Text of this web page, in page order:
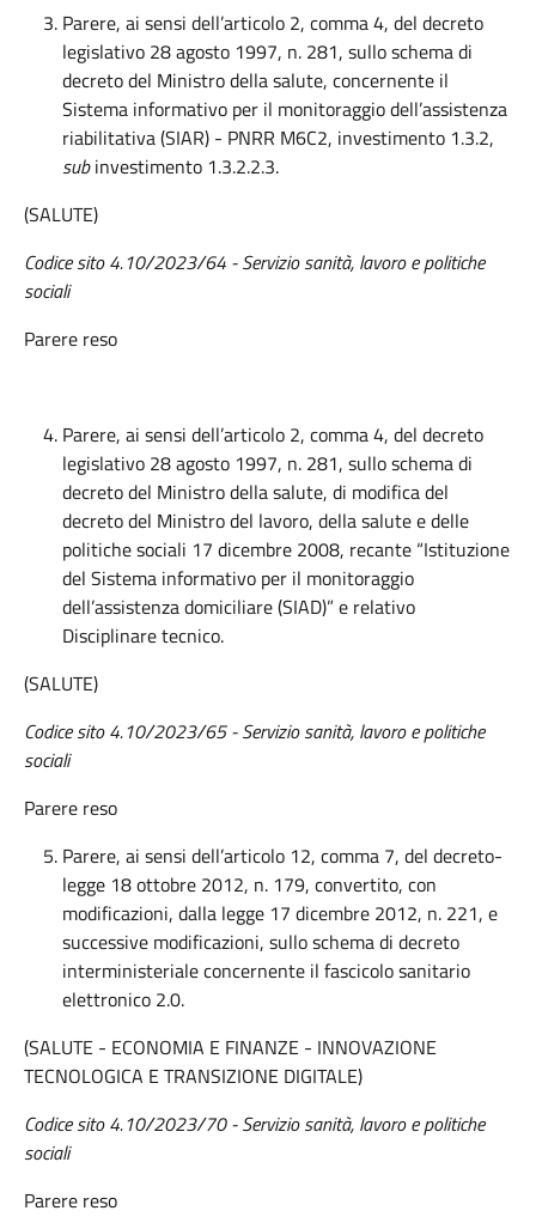
Parere, ai sensi dell’articolo 2, comma 4, del decreto
legislativo 28 agosto 1997, n. 281, sullo schema di
decreto del Ministro della salute, concernente il
Sistema informativo per il monitoraggio dell’assistenza
riabilitativa (SIAR) - PNRR M6C2, investimento 1.3.2,
subinvestimento 1.3.2.2.3.
(SALUTE)
Codice sito 4.10/2023/64 - Servizio sanità, lavoro e politiche
sociali
Parere reso
Parere, ai sensi dell’articolo 2, comma 4, del decreto
legislativo 28 agosto 1997, n. 281, sullo schema di
decreto del Ministro della salute, di modifica del
decreto del Ministro del lavoro, della salute e delle
politiche sociali 17 dicembre 2008, recante “Istituzione
del Sistema informativo per il monitoraggio
dell’assistenza domiciliare (SIAD)” e relativo
Disciplinare tecnico.
(SALUTE)
Codice sito4.10/2023/65 - Servizio sanità, lavoro e politiche
sociali
Parere reso
Parere, ai sensi dell’articolo 12, comma 7, del decreto-
legge 18 ottobre 2012, n. 179, convertito, con
modificazioni, dalla legge 17 dicembre 2012, n. 221, e
successive modificazioni, sullo schema di decreto
interministeriale concernente il fascicolo sanitario
elettronico 2.0.
(SALUTE - ECONOMIA E FINANZE - INNOVAZIONE
TECNOLOGICA E TRANSIZIONE DIGITALE)
Codice sito 4.10/2023/70- Servizio sanità, lavoro e politiche
sociali
Parere reso